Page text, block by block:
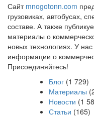
Сайт mnogotonn.com
грузовиках, автобусах,
составе. А также
материалы о
новых технологиях. У
информации о
Присоединяйтесь!
Блог (1 729)
Материалы
Новости (1
Статьи (165)